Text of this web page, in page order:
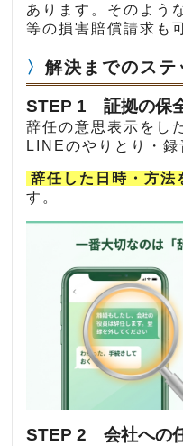
あります。そのよう
等の損害賠償請求も
解決までのステ
STEP 1 証拠の保
辞任の意思表示をし
LINEのやりとり・録
辞任した日時・方法
す。
STEP 2 会社への